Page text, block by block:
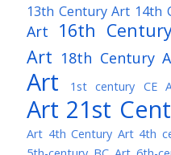
13th Century Art 14th
Art
16th
Art 18th Century
Art
1st century CE
Art 21st
Art 4th Century Art 4th